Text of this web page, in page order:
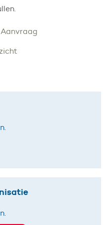
Aanvraag